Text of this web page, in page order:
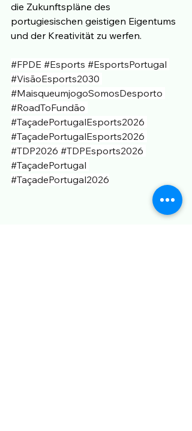
die Zukunftspläne des
portugiesischen geistigen Eigentums
und der Kreativität zu werfen.
#FPDE #Esports #EsportsPortugal
#VisãoEsports2030
#MaisqueumjogoSomosDesporto
#RoadToFundão
#TaçadePortugalEsports2026
#TaçadePortugalEsports2026
#TDP2026 #TDPEsports2026
#TaçadePortugal
#TaçadePortugal2026